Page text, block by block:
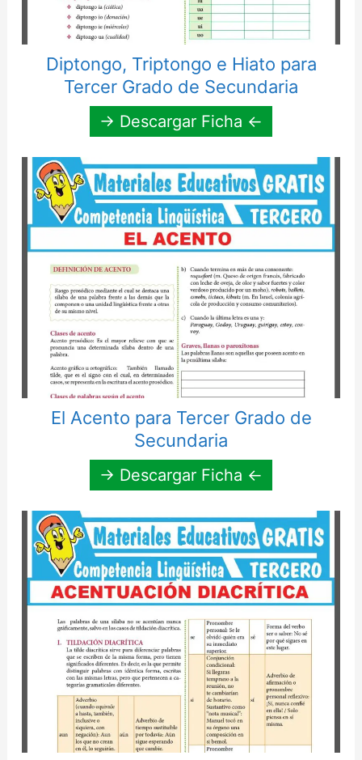
Diptongo, Triptongo e Hiato para
Tercer Grado de Secundaria
→ Descargar Ficha ←
El Acento para Tercer Grado de
Secundaria
→ Descargar Ficha ←